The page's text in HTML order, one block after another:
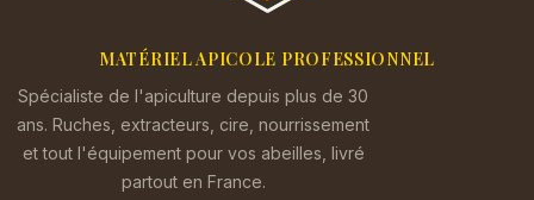
MATÉRIEL APICOLE PROFESSIONNEL
Spécialiste de l'apiculture depuis plus de 30
ans. Ruches, extracteurs, cire, nourrissement
et tout l'équipement pour vos abeilles, livré
partout en France.